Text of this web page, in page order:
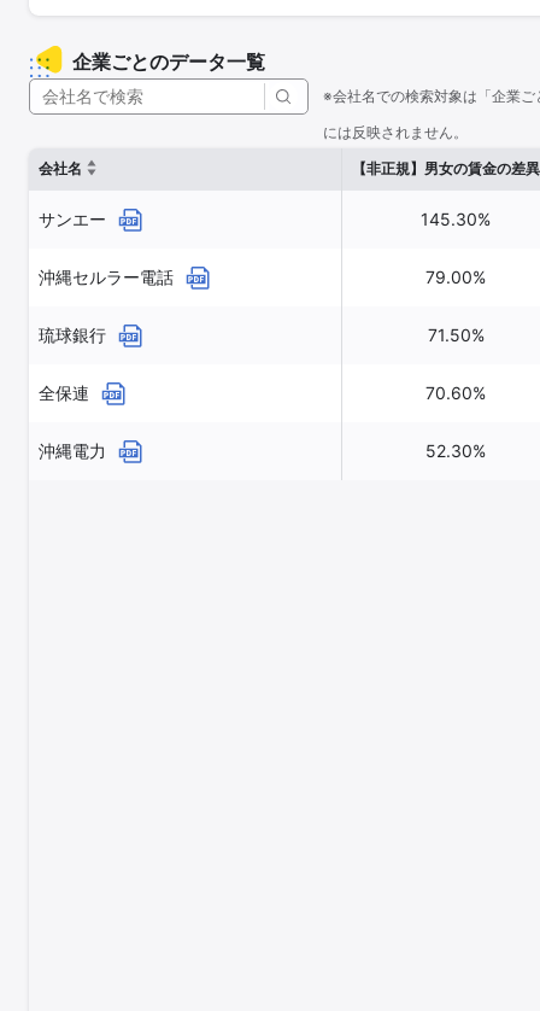
企業ごとのデータ一覧
※会社名での検索対象は「企業
には反映されません。
会社名
【非正規】男女の賃金の差異
サンエー 145.30%
沖縄セルラー電話 79.00%
琉球銀行 71.50%
全保連 70.60%
沖縄電力 52.30%